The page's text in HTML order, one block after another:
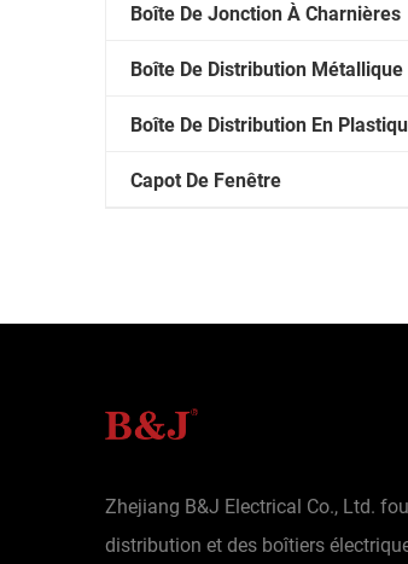
Boîte De Jonction À Charnières
Boîte De Distribution Métallique
Boîte De Distribution En
Capot De Fenêtre
Zhejiang B&J Electrical Co., Ltd.
distribution et des boîtiers